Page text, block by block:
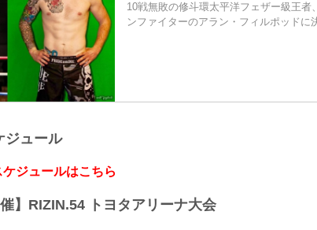
10戦無敗の修斗環太平洋フェザー級王者
ンファイターのアラン・フィルポッドに
ジュール
ジュールはこちら
催】RIZIN.54 トヨタアリーナ大会